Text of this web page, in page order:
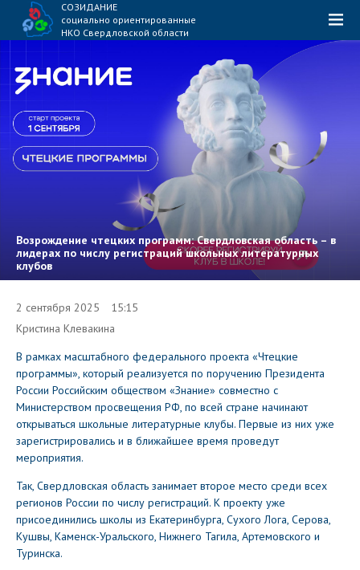
СОЗИДАНИЕ
социально ориентированные
НКО Свердловской области
Возрождение чтецких программ: Свердловская область – в
лидерах по числу регистраций школьных литературных
клубов
2 сентября 2025 15:15
Кристина Клевакина
В рамках масштабного федерального проекта «Чтецкие
программы», который реализуется по поручению Президента
России Российским обществом «Знание» совместно с
Министерством просвещения РФ, по всей стране начинают
открываться школьные литературные клубы. Первые из них уже
зарегистрировались и в ближайшее время проведут
мероприятия.
Так, Свердловская область занимает второе место среди всех
регионов России по числу регистраций. К проекту уже
присоединились школы из Екатеринбурга, Сухого Лога, Серова,
Кушвы, Каменск-Уральского, Нижнего Тагила, Артемовского и
Туринска.